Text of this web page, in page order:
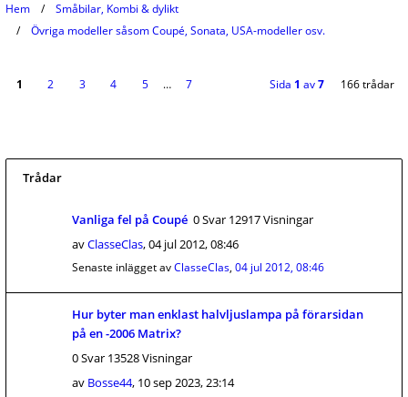
Hem
Småbilar, Kombi & dylikt
Övriga modeller såsom Coupé, Sonata, USA-modeller osv.
1 2 3 4 5 … 7 Sida 1 av7 166 trådar
Trådar
Vanliga fel på Coupé 0 Svar 12917 Visningar
avClasseClas,04 jul 2012, 08:46
Senaste inlägget avClasseClas, 04 jul 2012, 08:46
Hur byter man enklast halvljuslampa på förarsidan
på en -2006 Matrix?
0 Svar 13528 Visningar
av Bosse44, 10 sep 2023, 23:14